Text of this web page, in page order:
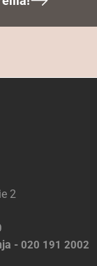
2
- 020 191 2002